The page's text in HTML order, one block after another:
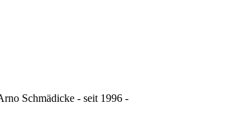
Schmädicke - seit 1996 -